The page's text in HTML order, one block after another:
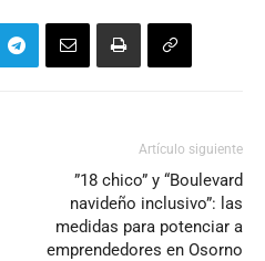
Artículo siguiente
”18 chico” y “Boulevard
navideño inclusivo”: las
medidas para potenciar a
emprendedores en Osorno